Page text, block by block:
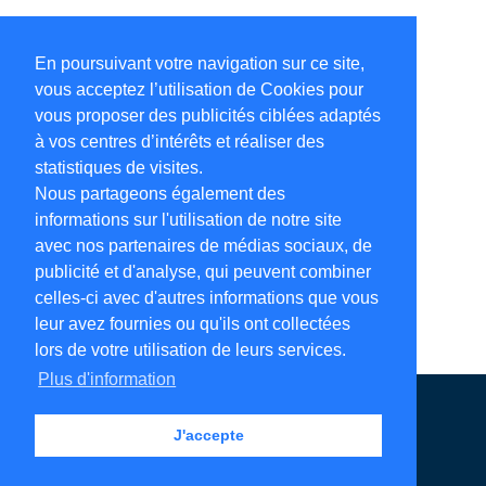
En poursuivant votre navigation sur ce site,
vous acceptez l’utilisation de Cookies pour
vous proposer des publicités ciblées adaptés
à vos centres d’intérêts et réaliser des
statistiques de visites.
Nous partageons également des
informations sur l'utilisation de notre site
avec nos partenaires de médias sociaux, de
publicité et d'analyse, qui peuvent combiner
celles-ci avec d'autres informations que vous
leur avez fournies ou qu'ils ont collectées
lors de votre utilisation de leurs services.
Plus d'information
J'accepte
Annuaire en ligne Légales Contact
Ajouter votre adresse